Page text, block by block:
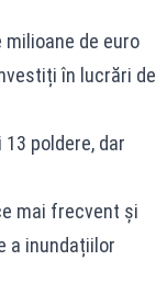
de euro
în lucrări de
poldere, dar
mai frecvent și
a inundațiilor